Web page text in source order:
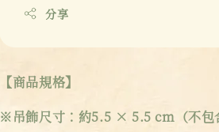
分享
【商品規格】
※吊飾尺寸：約5.5 × 5.5 cm（不包